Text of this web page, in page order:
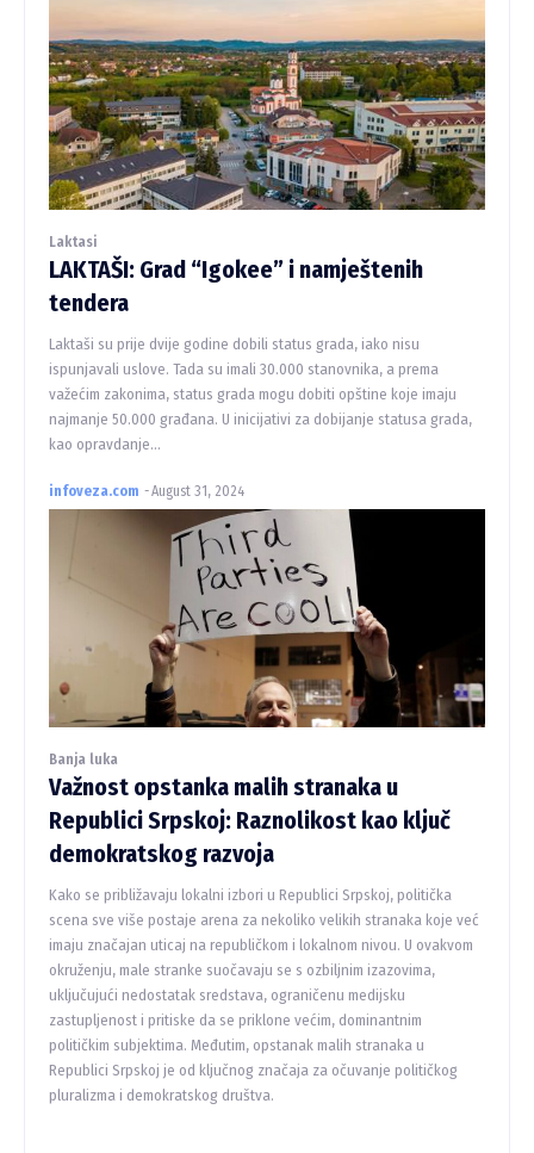
Laktasi
LAKTAŠI: Grad “Igokee” i namještenih
tendera
Laktaši su prije dvije godine dobili status grada, iako nisu
ispunjavali uslove. Tada su imali 30.000 stanovnika, a prema
važećim zakonima, status grada mogu dobiti opštine koje imaju
najmanje 50.000 građana. U inicijativi za dobijanje statusa grada,
kao opravdanje...
infoveza.com -August 31, 2024
Banja luka
Važnost opstanka malih stranaka u
Republici Srpskoj: Raznolikost kao ključ
demokratskog razvoja
Kako se približavaju lokalni izbori u Republici Srpskoj, politička
scena sve više postaje arena za nekoliko velikih stranaka koje već
imaju značajan uticaj na republičkom i lokalnom nivou. U ovakvom
okruženju, male stranke suočavaju se s ozbiljnim izazovima,
uključujući nedostatak sredstava, ograničenu medijsku
zastupljenost i pritiske da se priklone većim, dominantnim
političkim subjektima. Međutim, opstanak malih stranaka u
Republici Srpskoj je od ključnog značaja za očuvanje političkog
pluralizma i demokratskog društva.